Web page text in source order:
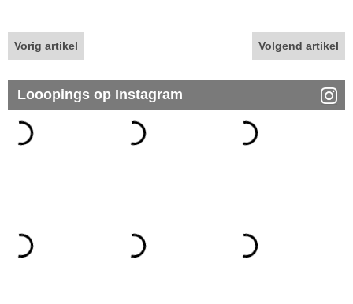
Vorig artikel Volgend artikel
Looopings op Instagram